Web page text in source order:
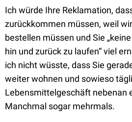
Ich würde Ihre Reklamation,
zurückkommen müssen, weil
bestellen müssen und Sie
hin und zurück zu laufen“viel
ich nicht wüsste, dass Sie
weiter wohnen und sowieso
Lebensmittelgeschäft nebenan
Manchmal sogar mehrmals.